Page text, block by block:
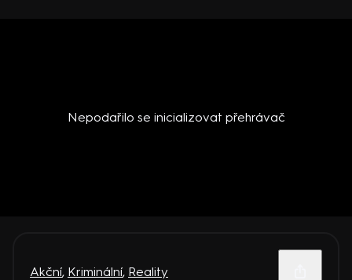
Nepodařilo se inicializovat přehrávač
Akční, Kriminální, Reality